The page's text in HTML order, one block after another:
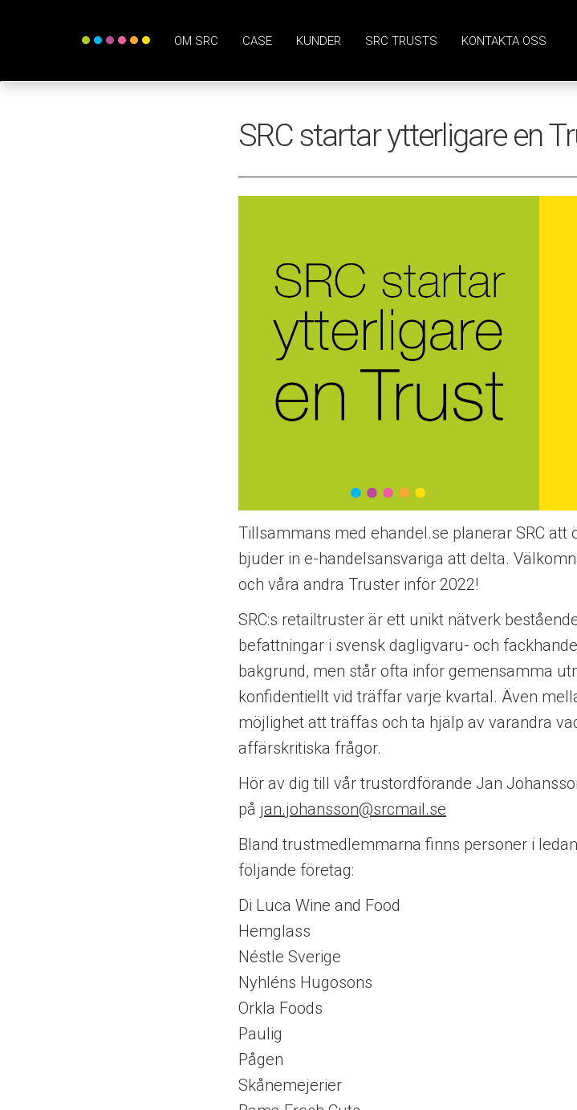
OM SRC CASE KUNDER SRC TRUSTS KONTAKTA OSS
SRC startar ytterligare en
Tillsammans med ehandel.se planerar SRC
bjuder in e-handelsansvariga att delta.
och våra andra Truster inför 2022!
SRC:s retailtruster är ett unikt nätverk
befattningar i svensk dagligvaru- och
bakgrund, men står ofta inför gemensamma
konfidentiellt vid träffar varje kvartal. Även
möjlighet att träffas och ta hjälp av varandra
affärskritiska frågor.
Hör av dig till vår trustordförande Jan
på jan.johansson@srcmail.se
Bland trustmedlemmarna finns personer i
följande företag:
Di Luca Wine and Food
Hemglass
Néstle Sverige
Nyhléns Hugosons
Orkla Foods
Paulig
Pågen
Skånemejerier